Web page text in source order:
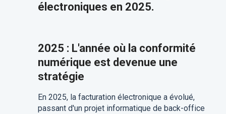
électroniques en 2025.
2025 : L'année où la conformité
numérique est devenue une
stratégie
En 2025, la facturation électronique a évolué,
passant d'un projet informatique de back-office